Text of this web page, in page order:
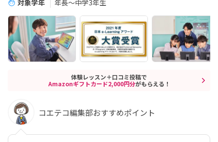
対象学年 年長～中学3年生
体験レッスン＋口コミ投稿で
Amazonギフトカード2,000円分がもらえる！
コエテコ編集部おすすめポイント